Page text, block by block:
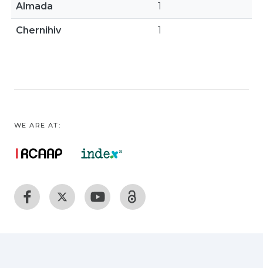
Almada 1
Chernihiv 1
WE ARE AT: